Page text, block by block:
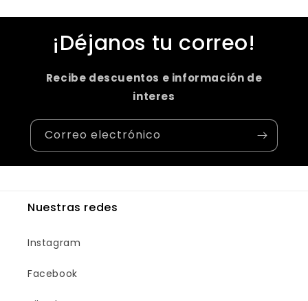
¡Déjanos tu correo!
Recibe descuentos e información de
interes
Correo electrónico
Nuestras redes
Instagram
Facebook